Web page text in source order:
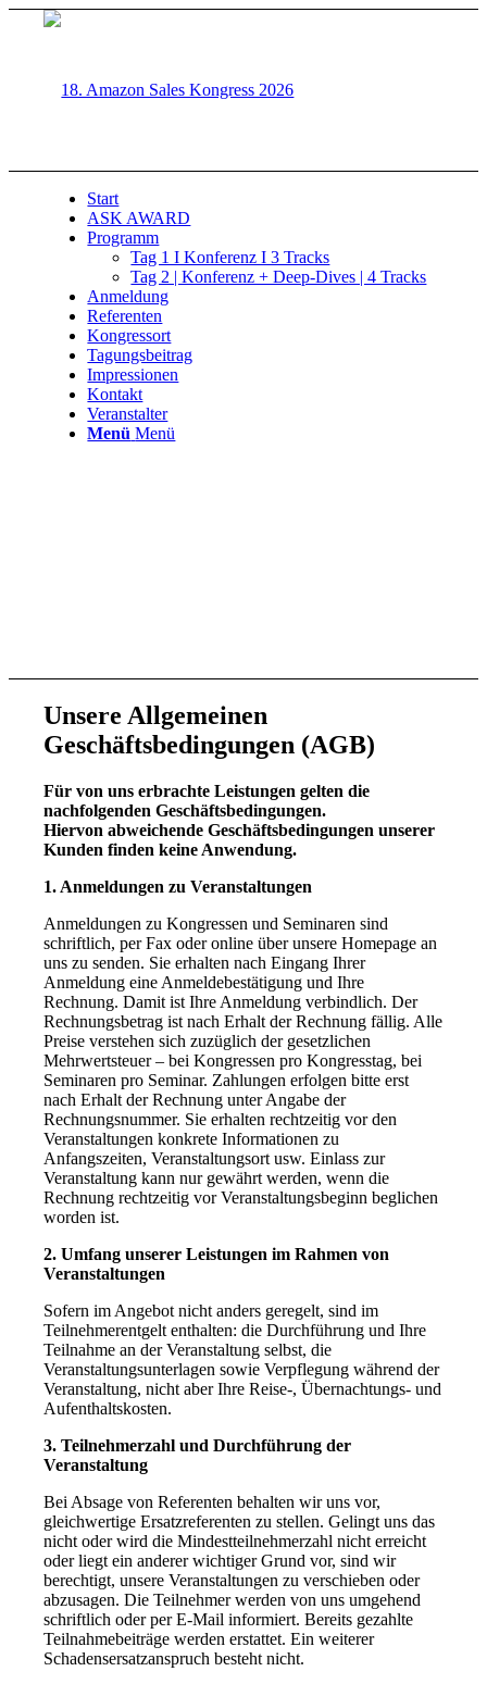
Start
ASK AWARD
Programm
Tag 1 I Konferenz I 3 Tracks
Tag 2 | Konferenz + Deep-Dives | 4 Tracks
Anmeldung
Referenten
Kongressort
Tagungsbeitrag
Impressionen
Kontakt
Veranstalter
Menü Menü
Unsere Allgemeinen
Geschäftsbedingungen (AGB)
Für von uns erbrachte Leistungen gelten die
nachfolgenden Geschäftsbedingungen.
Hiervon abweichende Geschäftsbedingungen unserer
Kunden finden keine Anwendung.
1. Anmeldungen zu Veranstaltungen
Anmeldungen zu Kongressen und Seminaren sind
schriftlich, per Fax oder online über unsere Homepage an
uns zu senden. Sie erhalten nach Eingang Ihrer
Anmeldung eine Anmeldebestätigung und Ihre
Rechnung. Damit ist Ihre Anmeldung verbindlich. Der
Rechnungsbetrag ist nach Erhalt der Rechnung fällig. Alle
Preise verstehen sich zuzüglich der gesetzlichen
Mehrwertsteuer – bei Kongressen pro Kongresstag, bei
Seminaren pro Seminar. Zahlungen erfolgen bitte erst
nach Erhalt der Rechnung unter Angabe der
Rechnungsnummer. Sie erhalten rechtzeitig vor den
Veranstaltungen konkrete Informationen zu
Anfangszeiten, Veranstaltungsort usw. Einlass zur
Veranstaltung kann nur gewährt werden, wenn die
Rechnung rechtzeitig vor Veranstaltungsbeginn beglichen
worden ist.
2. Umfang unserer Leistungen im Rahmen von
Veranstaltungen
Sofern im Angebot nicht anders geregelt, sind im
Teilnehmerentgelt enthalten: die Durchführung und Ihre
Teilnahme an der Veranstaltung selbst, die
Veranstaltungsunterlagen sowie Verpflegung während der
Veranstaltung, nicht aber Ihre Reise-, Übernachtungs- und
Aufenthaltskosten.
3. Teilnehmerzahl und Durchführung der
Veranstaltung
Bei Absage von Referenten behalten wir uns vor,
gleichwertige Ersatzreferenten zu stellen. Gelingt uns das
nicht oder wird die Mindestteilnehmerzahl nicht erreicht
oder liegt ein anderer wichtiger Grund vor, sind wir
berechtigt, unsere Veranstaltungen zu verschieben oder
abzusagen. Die Teilnehmer werden von uns umgehend
schriftlich oder per E-Mail informiert. Bereits gezahlte
Teilnahmebeiträge werden erstattet. Ein weiterer
Schadensersatzanspruch besteht nicht.